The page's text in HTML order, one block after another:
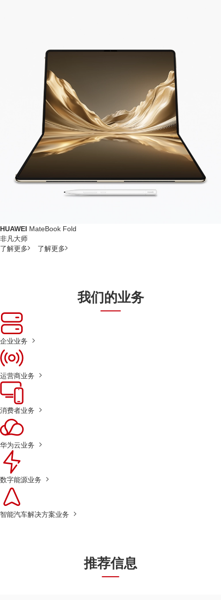
HUAWEI MateBook Fold
非凡大师
了解更多
了解更多
我们的业务
企业业务
运营商业务
消费者业务
华为云业务
数字能源业务
智能汽车解决方案业务
推荐信息